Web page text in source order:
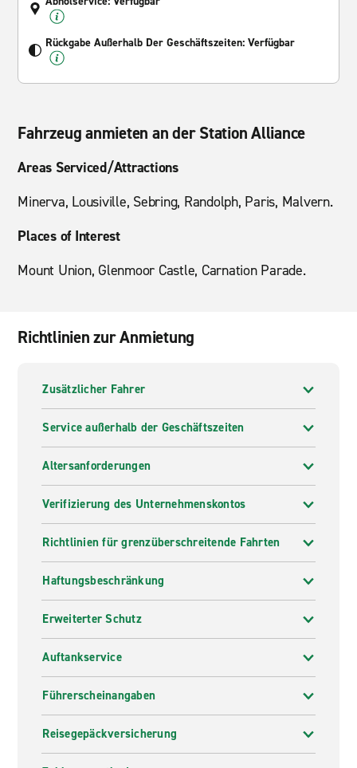
Rückgabe Außerhalb Der Geschäftszeiten: Verfügbar
Fahrzeug anmieten an der Station Alliance
Areas Serviced/Attractions
Minerva, Lousiville, Sebring, Randolph, Paris, Malvern.
Places of Interest
Mount Union, Glenmoor Castle, Carnation Parade.
Richtlinien zur Anmietung
Zusätzlicher Fahrer
Service außerhalb der Geschäftszeiten
Altersanforderungen
Verifizierung des Unternehmenskontos
Richtlinien für grenzüberschreitende Fahrten
Haftungsbeschränkung
Erweiterter Schutz
Auftankservice
Führerscheinangaben
Reisegepäckversicherung